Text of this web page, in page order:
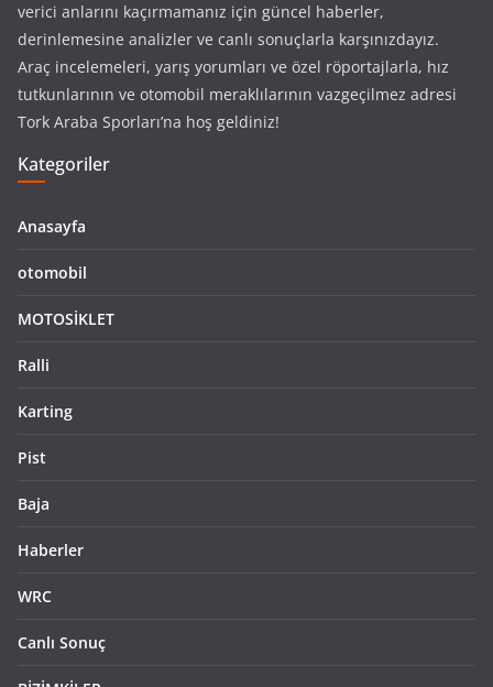
verici anlarını kaçırmamanız için güncel haberler,
derinlemesine analizler ve canlı sonuçlarla karşınızdayız.
Araç incelemeleri, yarış yorumları ve özel röportajlarla, hız
tutkunlarının ve otomobil meraklılarının vazgeçilmez adresi
Tork Araba Sporları’na hoş geldiniz!
Kategoriler
Anasayfa
otomobil
MOTOSİKLET
Ralli
Karting
Pist
Baja
Haberler
WRC
Canlı Sonuç